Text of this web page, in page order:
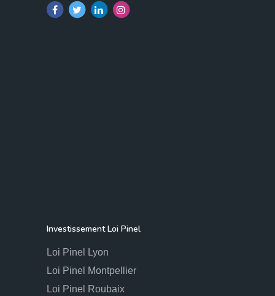
Investissement Loi Pinel
Loi Pinel Lyon
Loi Pinel Montpellier
Loi Pinel Roubaix